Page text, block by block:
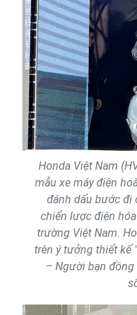
Honda Việt Nam
mẫu xe máy điện
đánh dấu bước đi
chiến lược điện
trường Việt Nam.
trên ý tưởng thiết kế
– Người bạn